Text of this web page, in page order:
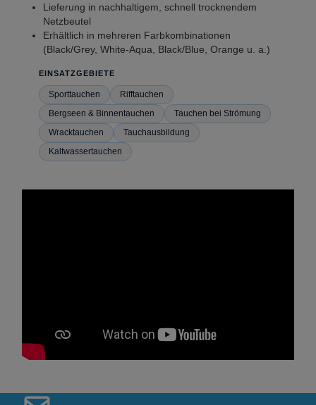
Lieferung in nachhaltigem, schnell trocknendem
Netzbeutel
Erhältlich in mehreren Farbkombinationen
(Black/Grey, White-Aqua, Black/Blue, Orange u. a.)
EINSATZGEBIETE
Sporttauchen
Rifftauchen
Bergseen & Binnentauchen
Tauchen bei Strömung
Wracktauchen
Tauchausbildung
Kaltwassertauchen